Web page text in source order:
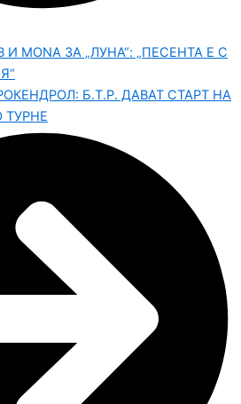
MONA ЗА „ЛУНА“: „ПЕСЕНТА Е С
Б.Т.Р. ДАВАТ СТАРТ НА